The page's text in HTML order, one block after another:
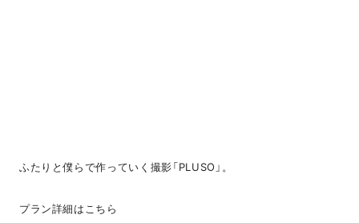
ふたりと僕らで作っていく撮影「PLUSO」。
プラン詳細はこちら